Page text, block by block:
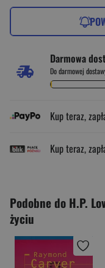
Darmowa
Do darmowej
Kup teraz,
Kup teraz,
Podobne do H.P.
życiu